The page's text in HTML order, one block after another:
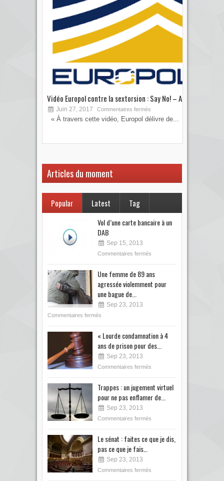
Vidéo Europol contre la sextorsion : Say No! – A...
Juin 27, 2017 Commentaires fermés
« À travers cette vidéo, Europol délivre de...
Articles du moment
Popular Latest Tag
Vol d’une carte bancaire à un
DAB
Sep 15, 2013
Commentaires fermés
Une femme de 89 ans
agressée violemment pour
une bague de...
Sep 23, 2013
Commentaires fermés
« Lourde condamnation à 4
ans de prison pour des...
Sep 23, 2013
Commentaires fermés
Trappes : un jugement virtuel
pour ne pas enflamer de...
Sep 23, 2013
Commentaires fermés
Le sénat : faites ce que je dis,
pas ce que je fais…
Sep 23, 2013
Commentaires fermés